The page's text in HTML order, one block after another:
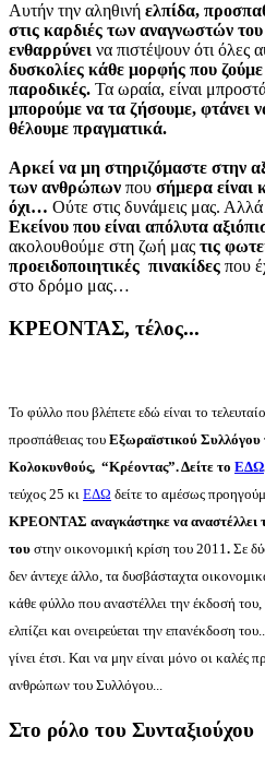
Αυτήν την αληθινή ελπίδα,
στις καρδιές των αναγνωστών του
ενθαρρύνει να πιστέψουν ότι όλες
δυσκολίες κάθε μορφής που ζούμε
παροδικές. Τα ωραία, είναι
μπορούμε να τα ζήσουμε, φτάνει
θέλουμε πραγματικά.
Αρκεί να μη στηριζόμαστε στην
των ανθρώπων που σήμερα είναι
όχι… Ούτε στις δυνάμεις μας.
Εκείνου που είναι απόλυτα
ακολουθούμε στη ζωή μας τις
προειδοποιητικές πινακίδες που
στο δρόμο μας…
ΚΡΕΟΝΤΑΣ, τέλος...
Το φύλλο που βλέπετε εδώ είναι το
προσπάθειας του Εξωραϊστικού Συλλόγου
Κολοκυνθούς, “Κρέοντας”. Δείτε το ΕΔΩ
τεύχος 25 κι ΕΔΩ δείτε το αμέσως
ΚΡΕΟΝΤΑΣ αναγκάστηκε να αναστέλλει
του στην οικονομική κρίση του 2011 . Σε
δεν άντεχε άλλο, τα δυσβάσταχτα
κάθε φύλλο που αναστέλλει την έκδοσή του,
ελπίζει και ονειρεύεται την επανέκδοση
γίνει έτσι. Και να μην είναι μόνο οι καλές
ανθρώπων του Συλλόγου...
Στο ρόλο του Συνταξιούχου